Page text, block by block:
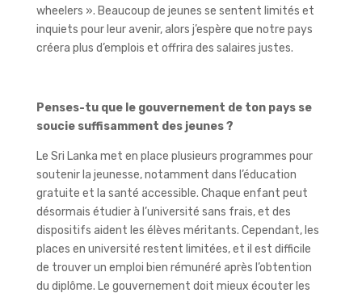
wheelers ». Beaucoup de jeunes se sentent limités et
inquiets pour leur avenir, alors j’espère que notre pays
créera plus d’emplois et offrira des salaires justes.
Penses-tu que le gouvernement de ton pays se
soucie suffisamment des jeunes ?
Le Sri Lanka met en place plusieurs programmes pour
soutenir la jeunesse, notamment dans l’éducation
gratuite et la santé accessible. Chaque enfant peut
désormais étudier à l’université sans frais, et des
dispositifs aident les élèves méritants. Cependant, les
places en université restent limitées, et il est difficile
de trouver un emploi bien rémunéré après l’obtention
du diplôme. Le gouvernement doit mieux écouter les